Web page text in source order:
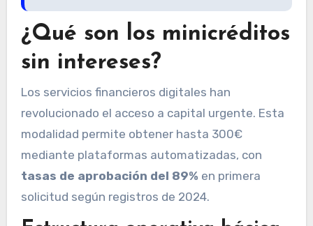
¿Qué son los minicréditos
sin intereses?
Los servicios financieros digitales han
revolucionado el acceso a capital urgente. Esta
modalidad permite obtener hasta 300€
mediante plataformas automatizadas, con
tasas de aprobación del 89% en primera
solicitud según registros de 2024.